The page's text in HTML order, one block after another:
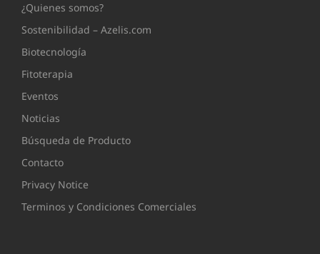
¿Quienes somos?
Sostenibilidad – Azelis.com
Biotecnología
Fitoterapia
Eventos
Noticias
Búsqueda de Producto
Contacto
Privacy Notice
Terminos y Condiciones Comerciales